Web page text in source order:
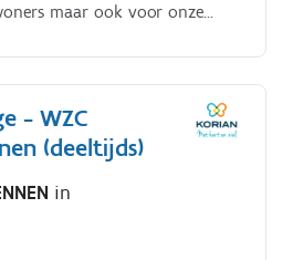
maar ook voor onze
- WZC
(deeltijds)
in